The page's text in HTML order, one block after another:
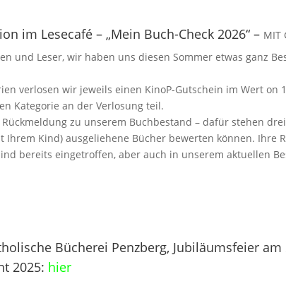
im Lesecafé – „Mein Buch-Check 2026“ – MIT
und Leser, wir haben uns diesen Sommer etwas ganz
verlosen wir jeweils einen KinoP-Gutschein im Wert
Kategorie an der Verlosung teil.
Rückmeldung zu unserem Buchbestand – dafür stehen
Ihrem Kind) ausgeliehene Bücher bewerten können.
bereits eingetroffen, aber auch in unserem aktuellen
Bücherei Penzberg, Jubiläumsfeier am
2025: hier